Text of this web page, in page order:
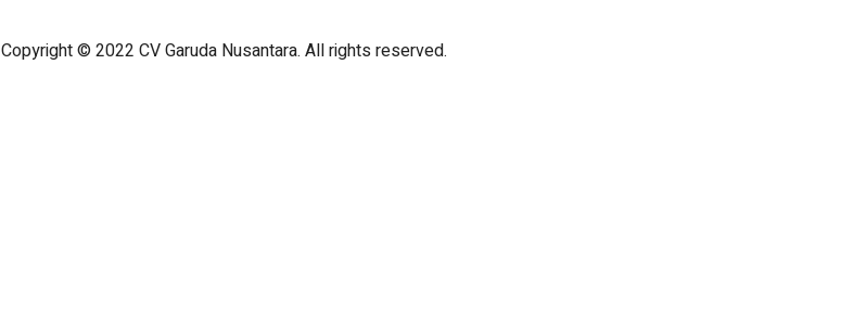
Copyright © 2022 CV Garuda Nusantara. All rights reserved.